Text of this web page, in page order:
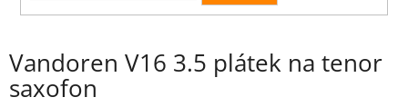
Vandoren V16 3.5 plátek na tenor
saxofon